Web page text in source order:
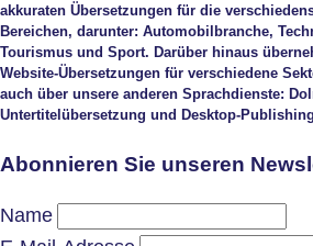
akkuraten Übersetzungen für die
Bereichen, darunter: Automobilbranche,
Tourismus und Sport. Darüber hinaus
Website-Übersetzungen für verschiedene
auch über unsere anderen Sprachdienste:
Untertitelübersetzung und Desktop-
Abonnieren Sie unseren
Name